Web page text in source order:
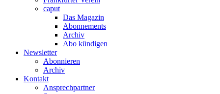
caput
Das Magazin
Abonnements
Archiv
Abo kündigen
Newsletter
Abonnieren
Archiv
Kontakt
Ansprechpartner